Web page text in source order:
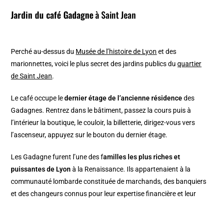
Jardin du café Gadagneà Saint Jean
Perché au-dessus du Musée de l’histoire de Lyon et des
marionnettes, voici le plus secret des jardins publics duquartier
de Saint Jean.
Le café occupe ledernier étage de l’ancienne résidencedes
Gadagnes. Rentrez dans le bâtiment, passez la cours puis à
l’intérieur la boutique, le couloir, la billetterie, dirigez-vous vers
l’ascenseur, appuyez sur le bouton du dernier étage.
Les Gadagne furent l’une des familles les plus riches et
puissantes de Lyon à la Renaissance. Ils appartenaient à la
communauté lombarde constituée de marchands, des banquiers
et des changeurs connus pour leur expertise financière et leur